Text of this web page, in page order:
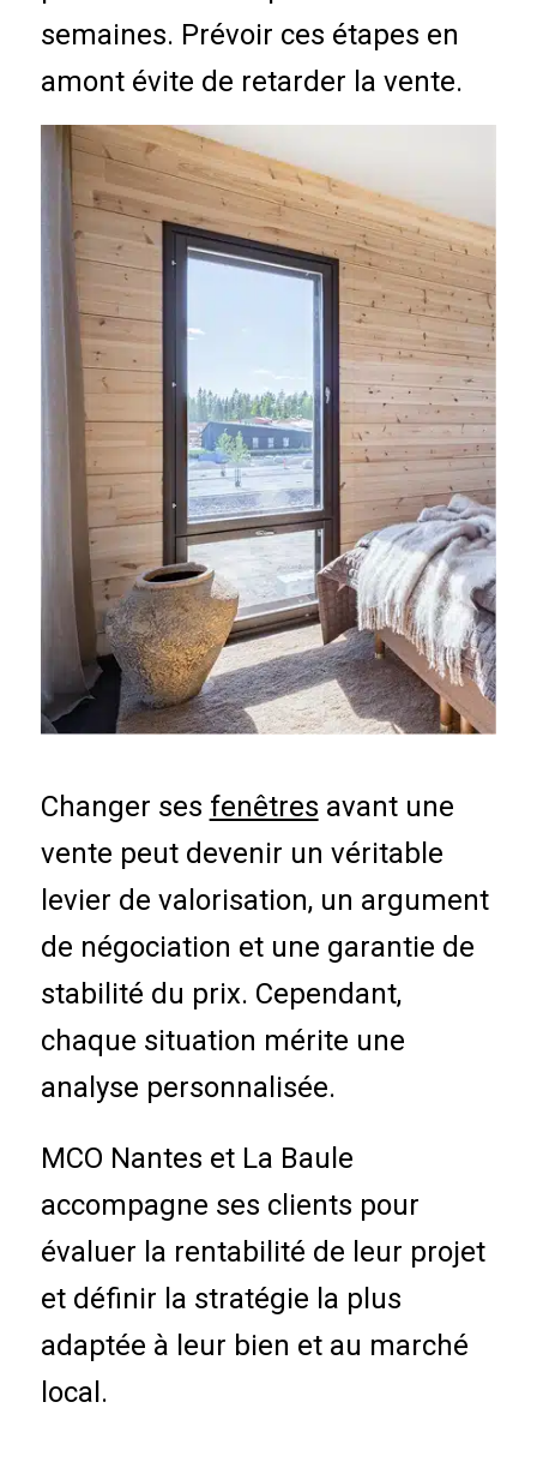
semaines. Prévoir ces étapes en
amont évite de retarder la vente.
Changer ses fenêtres avant une
vente peut devenir un véritable
levier de valorisation, un argument
de négociation et une garantie de
stabilité du prix. Cependant,
chaque situation mérite une
analyse personnalisée.
MCO Nantes et La Baule
accompagne ses clients pour
évaluer la rentabilité de leur projet
et définir la stratégie la plus
adaptée à leur bien et au marché
local.